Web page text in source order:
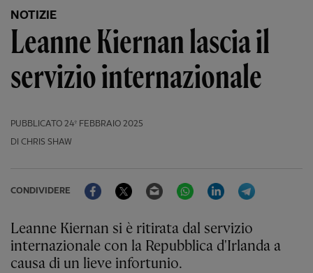
NOTIZIE
Leanne Kiernan lascia il
servizio internazionale
PUBBLICATO 24º FEBBRAIO 2025
DI CHRIS SHAW
CONDIVIDERE
FacebookTwitter Email WhatsAppLinkedIn
Leanne Kiernan si è ritirata dal servizio
internazionale con la Repubblica d'Irlanda a
causa di un lieve infortunio.